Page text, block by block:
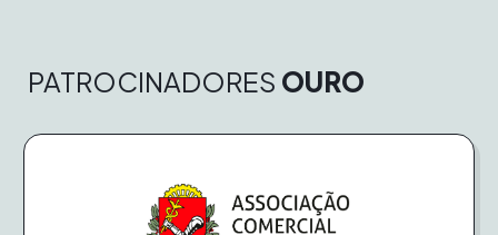
PATROCINADORES OURO